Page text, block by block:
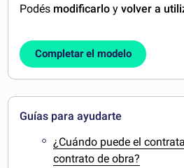
Podés modificarlo yvolver a
Completar el modelo
Guías para ayudarte
¿Cuándo puede el
contrato de obra?